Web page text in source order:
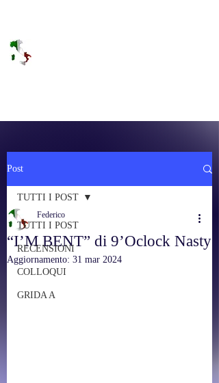
Post
TUTTI I POST
RECENSIONI
COLLOQUI
GRIDA A
TUTTI I POST
“I’M BENT” di 9’Oclock Nasty
Federico
Aggiornamento: 31 mar 2024